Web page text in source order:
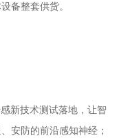
备整套供货。
新技术测试落地，让智
安防的前沿感知神经；